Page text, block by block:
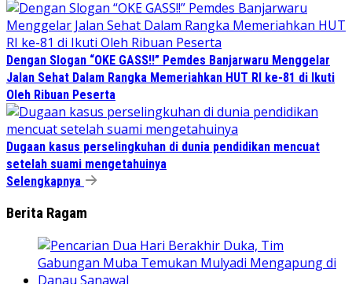
Dengan Slogan “OKE GASS!!” Pemdes Banjarwaru Menggelar
Jalan Sehat Dalam Rangka Memeriahkan HUT RI ke-81 di Ikuti
Oleh Ribuan Peserta
Dugaan kasus perselingkuhan di dunia pendidikan mencuat
setelah suami mengetahuinya
Selengkapnya
Berita Ragam